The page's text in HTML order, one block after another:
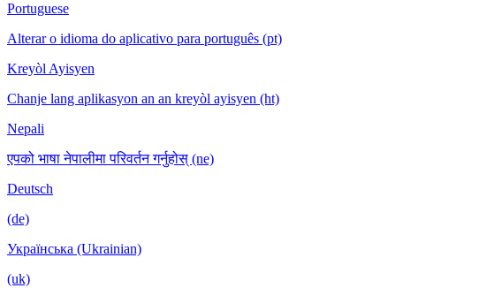
Portuguese
Alterar o idioma do aplicativo para português (pt)
Kreyòl Ayisyen
Chanje lang aplikasyon an an kreyòl ayisyen (ht)
Nepali
एपको भाषा नेपालीमा परिवर्तन गर्नुहोस् (ne)
Deutsch
(de)
Українська (Ukrainian)
(uk)